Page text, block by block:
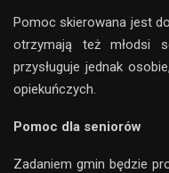
Pomoc skierowana jest
otrzymają też młodsi
przysługuje jednak
opiekuńczych.
Pomoc dla seniorów
Zadaniem gmin będzie